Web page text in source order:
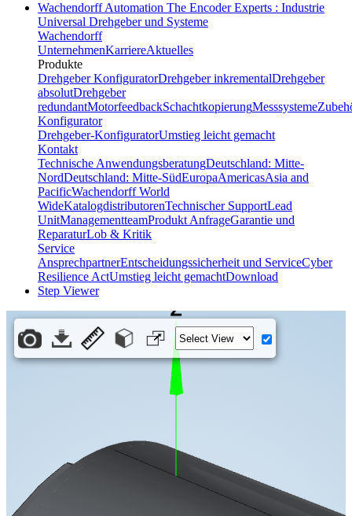
Wachendorff Automation The Encoder Experts : Industrie
Universal Drehgeber und Systeme
Wachendorff
UnternehmenKarriereAktuelles
Produkte
Drehgeber KonfiguratorDrehgeber inkrementalDrehgeber
absolutDrehgeber
redundantMotorfeedbackSchachtkopierungMesssysteme
Konfigurator
Drehgeber-KonfiguratorUmstieg leicht gemacht
Kontakt
Technische AnwendungsberatungDeutschland: Mitte-
NordDeutschland: Mitte-SüdEuropaAmericasAsia and
PacificWachendorff World
WideKatalogdistributorenTechnischer SupportLead
UnitManagementteamProdukt AnfrageGarantie und
ReparaturLob & Kritik
Service
AnsprechpartnerEntscheidungssicherheit und ServiceCyber
Resilience ActUmstieg leicht gemachtDownload
Step Viewer